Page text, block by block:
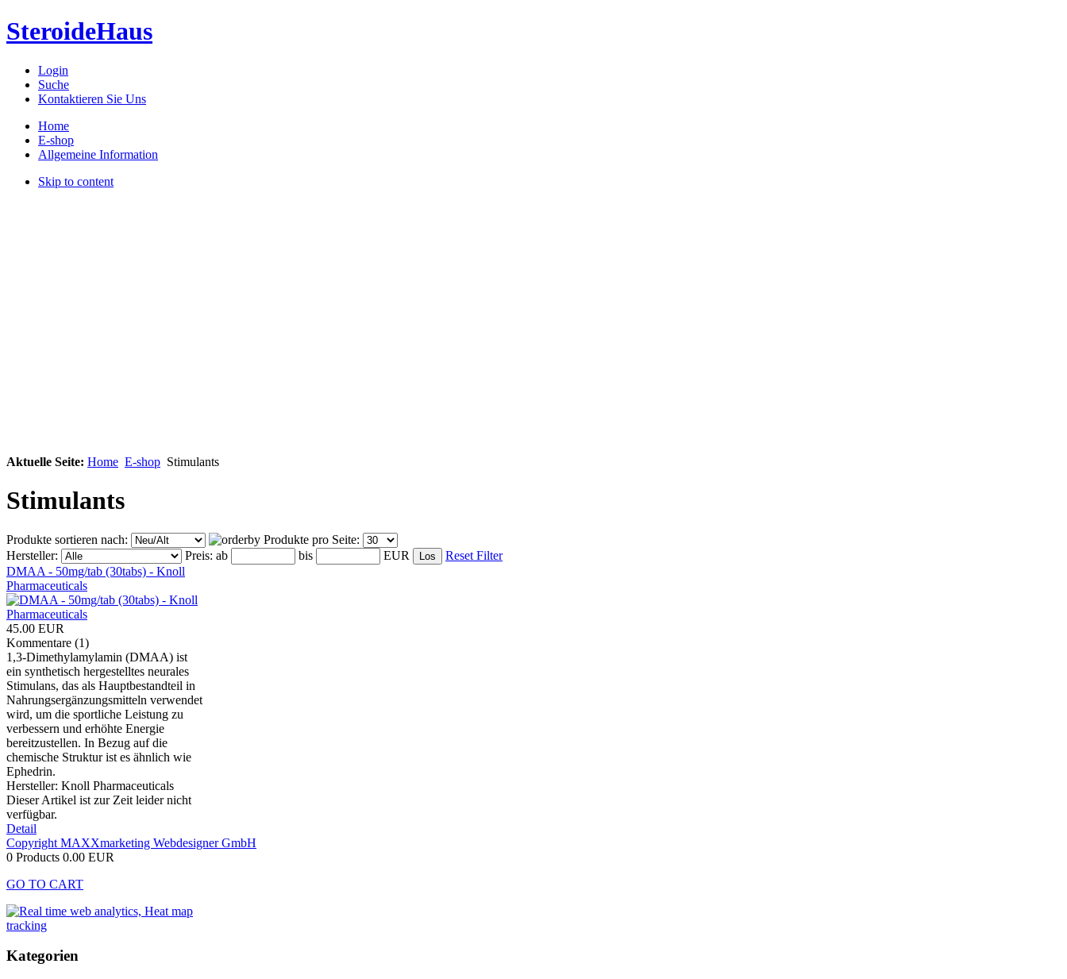
SteroideHaus
Login
Suche
Kontaktieren Sie Uns
Home
E-shop
Allgemeine Information
Skip to content
Aktuelle Seite: Home E-shop Stimulants
Stimulants
Produkte sortieren nach:
Produkte pro Seite:
Hersteller:
Preis: ab bis EUR
Reset Filter
DMAA - 50mg/tab (30tabs) - Knoll
Pharmaceuticals
45.00 EUR
Kommentare (1)
1,3-Dimethylamylamin (DMAA) ist
ein synthetisch hergestelltes neurales
Stimulans, das als Hauptbestandteil in
Nahrungsergänzungsmitteln verwendet
wird, um die sportliche Leistung zu
verbessern und erhöhte Energie
bereitzustellen. In Bezug auf die
chemische Struktur ist es ähnlich wie
Ephedrin.
Hersteller: Knoll Pharmaceuticals
Dieser Artikel ist zur Zeit leider nicht
verfügbar.
Detail
Copyright MAXXmarketing Webdesigner GmbH
0 Products 0.00 EUR
GO TO CART
Kategorien